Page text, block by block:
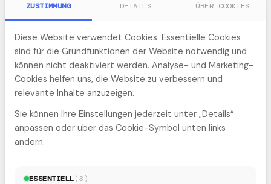
KI-Sprechstunde
ZUSTIMMUNG DETAILS ÜBER COOKIES
Diese Website verwendet Cookies. Essentielle Cookies
sind für die Grundfunktionen der Website notwendig und
können nicht deaktiviert werden. Analyse- und Marketing-
Cookies helfen uns, die Website zu verbessern und
relevante Inhalte anzuzeigen.
Sie können Ihre Einstellungen jederzeit unter „Details“
anpassen oder über das Cookie-Symbol unten links
ändern.
ESSENTIELL(3 )